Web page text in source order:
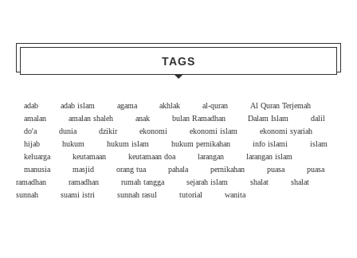
TAGS
adab adab islam agama akhlak al-quran
Al Quran Terjemah
amalan
amalan shaleh anak bulan Ramadhan Dalam Islam
dalil
do'a
dunia dzikir ekonomi ekonomi islam
ekonomi syariah
hijab
hukum hukum islam hukum pernikahan info islami
islam
keluarga
keutamaan keutamaan doa larangan
larangan islam
manusia
masjid orang tua pahala pernikahan puasa
puasa
ramadhan
ramadhan rumah tangga sejarah islam shalat
shalat
sunnah
suami istri sunnah rasul tutorial wanita